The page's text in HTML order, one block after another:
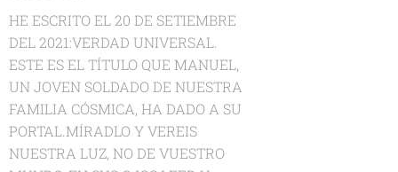
HE ESCRITO EL 20 DE SETIEMBRE
DEL 2021:VERDAD UNIVERSAL.
ESTE ES EL TÍTULO QUE MANUEL,
UN JOVEN SOLDADO DE NUESTRA
FAMILIA CÓSMICA, HA DADO A SU
PORTAL.MÍRADLO Y VEREIS
NUESTRA LUZ, NO DE VUESTRO